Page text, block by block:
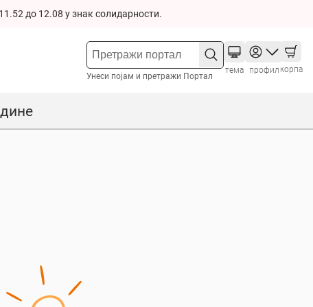
до 12.08 у знак солидарности.
Унеси појам и претражи Портал
тема профил корпа